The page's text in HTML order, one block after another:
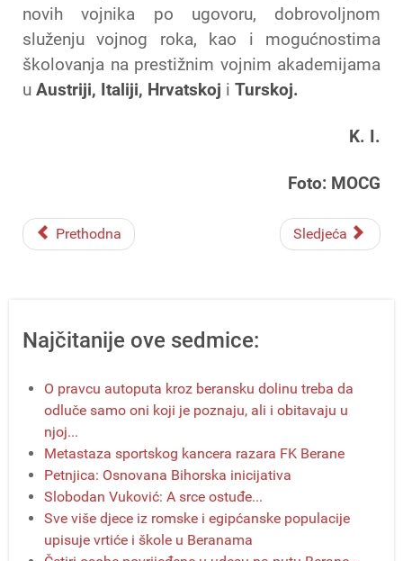
novih vojnika po ugovoru, dobrovoljnom
služenju vojnog roka, kao i mogućnostima
školovanja na prestižnim vojnim akademijama
u Austriji, Italiji, Hrvatskoj i Turskoj.
K. I.
Foto: MOCG
Prethodna Sledjeća
Najčitanije ove sedmice:
O pravcu autoputa kroz beransku dolinu treba da
odluče samo oni koji je poznaju, ali i obitavaju u
njoj...
Metastaza sportskog kancera razara FK Berane
Petnjica: Osnovana Bihorska inicijativa
Slobodan Vuković: A srce ostuđe...
Sve više djece iz romske i egipćanske populacije
upisuje vrtiće i škole u Beranama